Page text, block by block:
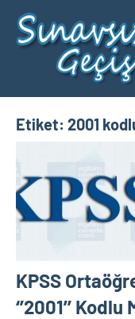
İçeriğe
geç
Etiket: 2001
KPSS
‘’2001’’